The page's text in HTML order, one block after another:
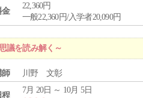
金
22,360円
一般22,360円/入学者20,090円
議を読み解く～
師 川野 文彰
程
7月 20日 ～ 10月 5日